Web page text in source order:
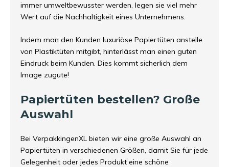
immer umweltbewusster werden, legen sie viel mehr
Wert auf die Nachhaltigkeit eines Unternehmens.
Indem man den Kunden luxuriöse Papiertüten anstelle
von Plastiktüten mitgibt, hinterlässt man einen guten
Eindruck beim Kunden. Dies kommt sicherlich dem
Image zugute!
Papiertüten bestellen? Große
Auswahl
Bei VerpakkingenXL bieten wir eine große Auswahl an
Papiertüten in verschiedenen Größen, damit Sie für jede
Gelegenheit oder jedes Produkt eine schöne